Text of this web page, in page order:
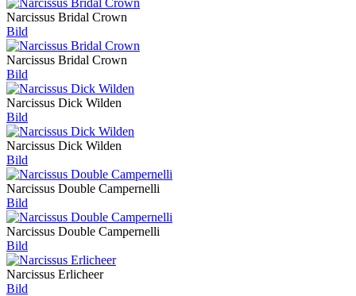
Narcissus Bridal Crown
Bild
Narcissus Bridal Crown
Bild
Narcissus Dick Wilden
Bild
Narcissus Dick Wilden
Bild
Narcissus Double Campernelli
Bild
Narcissus Double Campernelli
Bild
Narcissus Erlicheer
Bild